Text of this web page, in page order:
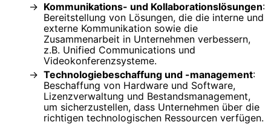
Kommunikations- und Kollaborationslösungen:
Bereitstellung von Lösungen, die die interne und
externe Kommunikation sowie die
Zusammenarbeit in Unternehmen verbessern,
z.B. Unified Communications und
Videokonferenzsysteme.
Technologiebeschaffung und -management:
Beschaffung von Hardware und Software,
Lizenzverwaltung und Bestandsmanagement,
um sicherzustellen, dass Unternehmen über die
richtigen technologischen Ressourcen verfügen.